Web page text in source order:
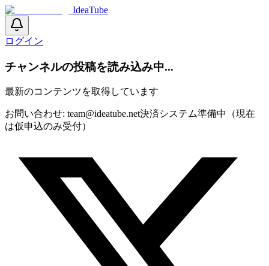
IdeaTube
ログイン
チャンネルの投稿を読み込み中...
最新のコンテンツを取得しています
お問い合わせ: team@ideatube.net決済システム準備中（現在
は仮申込のみ受付）